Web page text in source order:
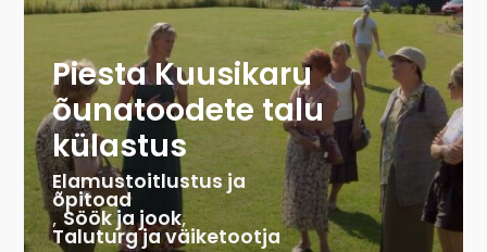
Piesta Kuusikaru
õunatoodete talu
külastus
Elamustoitlustus ja
õpitoad
,Söök ja jook,
Taluturg ja väiketootja